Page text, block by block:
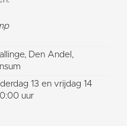
Den Andel,
13 en vrijdag 14
uur